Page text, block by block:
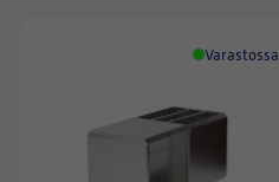
Varastossa